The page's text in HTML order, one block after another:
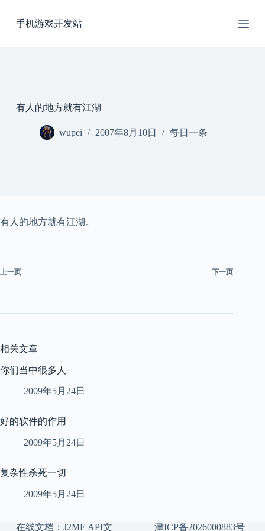
过
手机游戏开发站
有人的地方就有江湖
wupei 2007年8月10日 每日一条
有人的地方就有江湖。
上一页 下一页
相关文章
你们当中很多人
2009年5月24日
好的软件的作用
2009年5月24日
复杂性杀死一切
2009年5月24日
在线文档： J2ME API文 津ICP备2026000883号 |